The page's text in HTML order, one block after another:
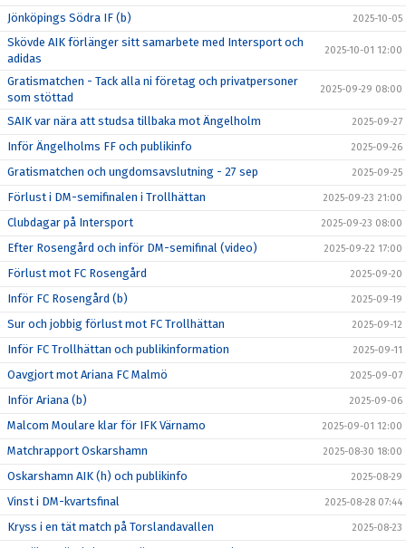
Jönköpings Södra IF (b) 2025-10-05
Skövde AIK förlänger sitt samarbete med Intersport och
adidas
2025-10-01 12:00
Gratismatchen - Tack alla ni företag och privatpersoner
som stöttad
2025-09-29 08:00
SAIK var nära att studsa tillbaka mot Ängelholm 2025-09-27
Inför Ängelholms FF och publikinfo 2025-09-26
Gratismatchen och ungdomsavslutning - 27 sep 2025-09-25
Förlust i DM-semifinalen i Trollhättan 2025-09-23 21:00
Clubdagar på Intersport 2025-09-23 08:00
Efter Rosengård och inför DM-semifinal (video) 2025-09-22 17:00
Förlust mot FC Rosengård 2025-09-20
Inför FC Rosengård (b) 2025-09-19
Sur och jobbig förlust mot FC Trollhättan 2025-09-12
Inför FC Trollhättan och publikinformation 2025-09-11
Oavgjort mot Ariana FC Malmö 2025-09-07
Inför Ariana (b) 2025-09-06
Malcom Moulare klar för IFK Värnamo 2025-09-01 12:00
Matchrapport Oskarshamn 2025-08-30 18:00
Oskarshamn AIK (h) och publikinfo 2025-08-29
Vinst i DM-kvartsfinal 2025-08-28 07:44
Kryss i en tät match på Torslandavallen 2025-08-23